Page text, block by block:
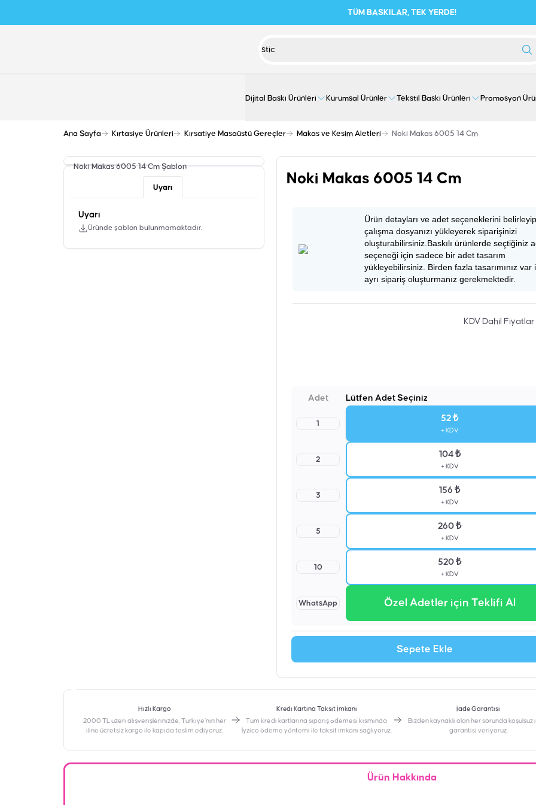
TÜM BASKILAR, TEK YERDE!
Dijital Baskı Ürünleri Kurumsal Ürünler Tekstil Baskı Ürünleri Promosyon
Ana Sayfa Kırtasiye Ürünleri Kırsatiye Masaüstü Gereçler Makas ve Kesim Aletleri Noki Makas 6005 14 Cm
Noki Makas 6005 14 Cm Şablon
Uyarı
Uyarı
Üründe şablon bulunmamaktadır.
Noki Makas 6005 14 Cm
Ürün detayları ve adet seçeneklerini belirleyip
çalışma dosyanızı yükleyerek siparişinizi
oluşturabilirsiniz.Baskılı ürünlerde seçtiğiniz
seçeneği için sadece bir adet tasarım
yükleyebilirsiniz. Birden fazla tasarımınız var
ayrı sipariş oluşturmanız gerekmektedir.
KDV Dahil Fiyatlar
Adet Lütfen Adet Seçiniz
1
52 ₺
+ KDV
2
104 ₺
+ KDV
3
156 ₺
+ KDV
5
260 ₺
+ KDV
10
520 ₺
+ KDV
WhatsApp Özel Adetler için Teklifi Al
Sepete Ekle
Hızlı Kargo
2000 TL üzeri alışverişlerinizde, Türkiye’nin her
iline ücretsiz kargo ile kapıda teslim ediyoruz.
Kredi Kartına Taksit İmkanı
‎Tüm kredi kartlarına sipariş ödemesi kısmında
İyzico ödeme yöntemi ile taksit imkanı sağlıyoruz.
İade Garantisi
Bizden kaynaklı olan her sorunda koşulsuz
garantisi veriyoruz.
Ürün Hakkında